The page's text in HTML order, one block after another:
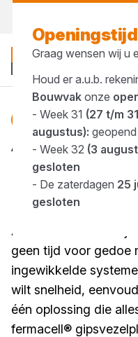
Blog
All you
1 minuut lezen
Gepubliceerd op 13
Eén plaat. Eindeloze
Als verwerker weet
geen tijd voor gedoe
ingewikkelde
wilt snelheid,
één oplossing die
fermacell®
Graag wensen wij u
Houd er a.u.b.
Bouwvakonze
- Week 31 (27 t/m
augustus):
- Week 32 (3
gesloten
- De zaterdagen 25
gesloten